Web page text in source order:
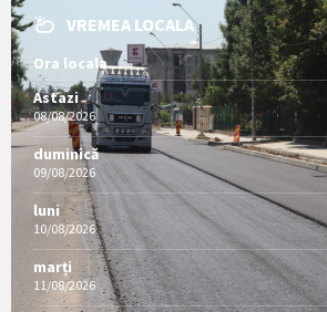
VREMEA LOCALA
Ora locala
Astazi
08/08/2026
duminică
09/08/2026
luni
10/08/2026
marți
11/08/2026